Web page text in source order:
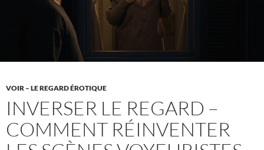
se
transforme
VOIR – LE REGARD ÉROTIQUE
INVERSER LE REGARD –
COMMENT RÉINVENTER